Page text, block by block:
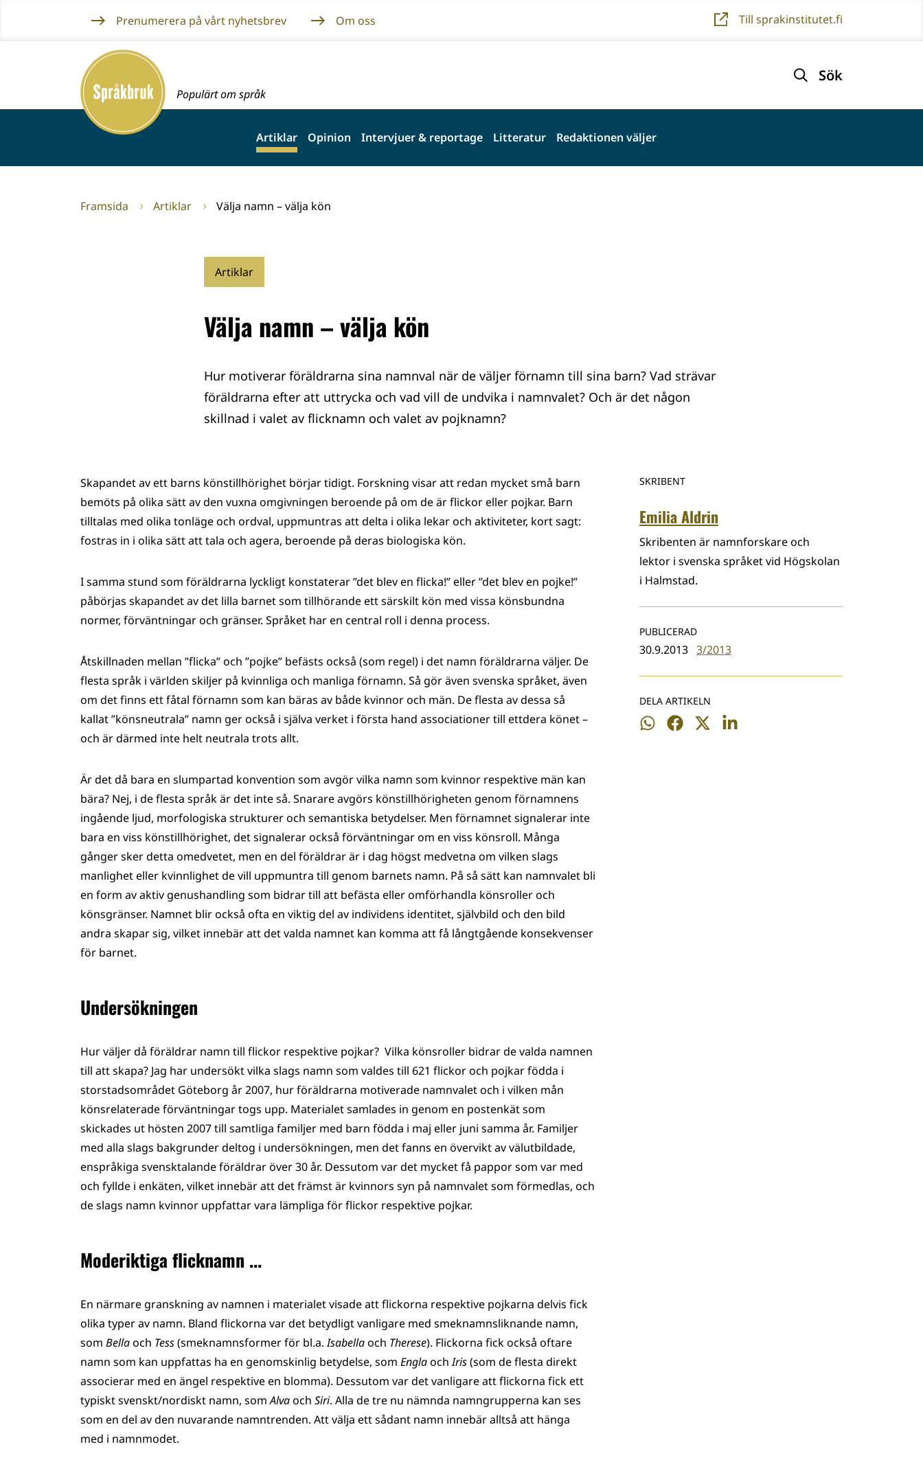
innehållet
Prenumerera på vårt nyhetsbrev Om oss Till sprakinstitutet.fi
Framsida
Populärt om språk
Sök
Artiklar Opinion Intervjuer & reportage Litteratur Redaktionen väljer
Framsida Artiklar Välja namn – välja kön
Artiklar
Välja namn – välja kön
Hur motiverar föräldrarna sina namnval när de väljer förnamn till sina barn? Vad strävar
föräldrarna efter att uttrycka och vad vill de undvika i namnvalet? Och är det någon
skillnad i valet av flicknamn och valet av pojknamn?
SKRIBENT
Emilia Aldrin
Skribenten är namnforskare och
lektor i svenska språket vid Högskolan
i Halmstad.
PUBLICERAD
30.9.2013 3/2013
DELA ARTIKELN
Dela
Dela
Dela
Dela
Skapandet av ett barns könstillhörighet börjar tidigt. Forskning visar att redan mycket små barn
bemöts på olika sätt av den vuxna omgivningen beroende på om de är flickor eller pojkar. Barn
tilltalas med olika tonläge och ordval, uppmuntras att delta i olika lekar och aktiviteter, kort sagt:
fostras in i olika sätt att tala och agera, beroende på deras biologiska kön.
I samma stund som föräldrarna lyckligt konstaterar ”det blev en flicka!” eller ”det blev en pojke!”
påbörjas skapandet av det lilla barnet som tillhörande ett särskilt kön med vissa könsbundna
normer, förväntningar och gränser. Språket har en central roll i denna process.
Åtskillnaden mellan ”flicka” och ”pojke” befästs också (som regel) i det namn föräldrarna väljer. De
flesta språk i världen skiljer på kvinnliga och manliga förnamn. Så gör även svenska språket, även
om det finns ett fåtal förnamn som kan bäras av både kvinnor och män. De flesta av dessa så
kallat ”könsneutrala” namn ger också i själva verket i första hand associationer till ettdera könet –
och är därmed inte helt neutrala trots allt.
Är det då bara en slumpartad konvention som avgör vilka namn som kvinnor respektive män kan
bära? Nej, i de flesta språk är det inte så. Snarare avgörs könstillhörigheten genom förnamnens
ingående ljud, morfologiska strukturer och semantiska betydelser. Men förnamnet signalerar inte
bara en viss könstillhörighet, det signalerar också förväntningar om en viss könsroll. Många
gånger sker detta omedvetet, men en del föräldrar är i dag högst medvetna om vilken slags
manlighet eller kvinnlighet de vill uppmuntra till genom barnets namn. På så sätt kan namnvalet bli
en form av aktiv genushandling som bidrar till att befästa eller omförhandla könsroller och
könsgränser. Namnet blir också ofta en viktig del av individens identitet, självbild och den bild
andra skapar sig, vilket innebär att det valda namnet kan komma att få långtgående konsekvenser
för barnet.
Undersökningen
Hur väljer då föräldrar namn till flickor respektive pojkar? Vilka könsroller bidrar de valda namnen
till att skapa? Jag har undersökt vilka slags namn som valdes till 621 flickor och pojkar födda i
storstadsområdet Göteborg år 2007, hur föräldrarna motiverade namnvalet och i vilken mån
könsrelaterade förväntningar togs upp. Materialet samlades in genom en postenkät som
skickades ut hösten 2007 till samtliga familjer med barn födda i maj eller juni samma år. Familjer
med alla slags bakgrunder deltog i undersökningen, men det fanns en övervikt av välutbildade,
enspråkiga svensktalande föräldrar över 30 år. Dessutom var det mycket få pappor som var med
och fyllde i enkäten, vilket innebär att det främst är kvinnors syn på namnvalet som förmedlas, och
de slags namn kvinnor uppfattar vara lämpliga för flickor respektive pojkar.
Moderiktiga flicknamn ...
En närmare granskning av namnen i materialet visade att flickorna respektive pojkarna delvis fick
olika typer av namn. Bland flickorna var det betydligt vanligare med smeknamnsliknande namn,
som Bellaoch Tess(smeknamnsformer för bl.a.Isabellaoch Therese). Flickorna fick också oftare
namn som kan uppfattas ha en genomskinlig betydelse, som EnglaochIris(som de flesta direkt
associerar med en ängel respektive en blomma). Dessutom var det vanligare att flickorna fick ett
typiskt svenskt/nordiskt namn, somAlvaoch Siri. Alla de tre nu nämnda namngrupperna kan ses
som en del av den nuvarande namntrenden. Att välja ett sådant namn innebär alltså att hänga
med i namnmodet.